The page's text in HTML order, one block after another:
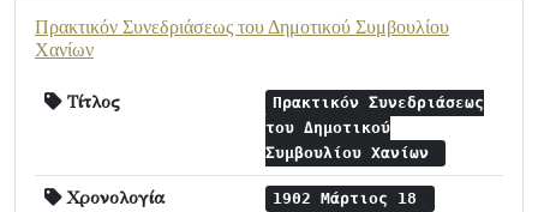
Πρακτικόν Συνεδριάσεως του Δημοτικού Συμβουλίου
Χανίων
Τίτλος
Πρακτικόν Συνεδριάσεως
του Δημοτικού
Συμβουλίου Χανίων
Χρονολογία 1902 Μάρτιος 18